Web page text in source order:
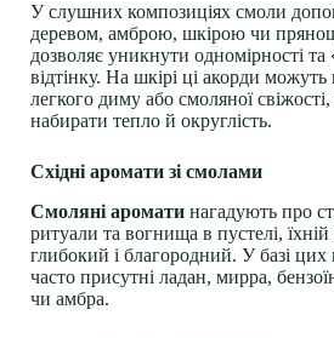
У слушних композиціях смоли
деревом, амброю, шкірою чи
дозволяє уникнути одномірності та
відтінку. На шкірі ці акорди
легкого диму або смоляної
набирати тепло й округлість.
Східні аромати зі смолами
Смоляні аромати нагадують про
ритуали та вогнища в пустелі,
глибокий і благородний. У базі цих
часто присутні ладан, мирра,
чи амбра.